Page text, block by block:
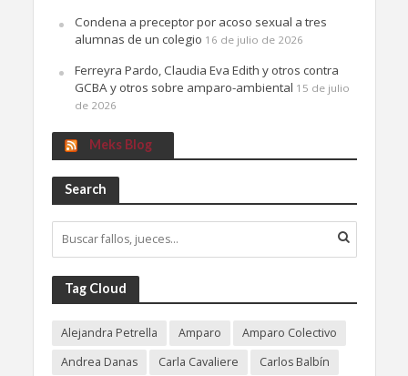
Condena a preceptor por acoso sexual a tres
alumnas de un colegio 16 de julio de 2026
Ferreyra Pardo, Claudia Eva Edith y otros contra
GCBA y otros sobre amparo-ambiental 15 de julio
de 2026
Meks Blog
Search
Tag Cloud
Alejandra Petrella Amparo
Amparo Colectivo
Andrea Danas
Carla Cavaliere
Carlos Balbín